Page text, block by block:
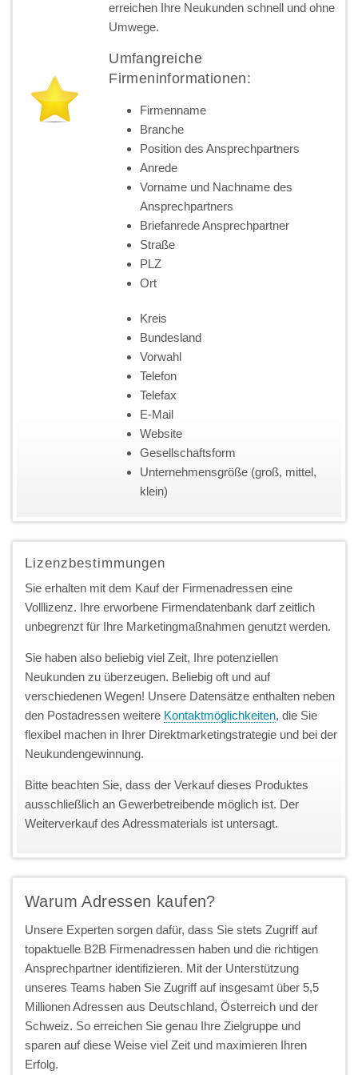
erreichen Ihre Neukunden schnell und ohne
Umwege.
Umfangreiche
Firmeninformationen:
Firmenname
Branche
Position des Ansprechpartners
Anrede
Vorname und Nachname des
Ansprechpartners
Briefanrede Ansprechpartner
Straße
PLZ
Ort
Kreis
Bundesland
Vorwahl
Telefon
Telefax
E-Mail
Website
Gesellschaftsform
Unternehmensgröße (groß, mittel,
klein)
Lizenzbestimmungen
Sie erhalten mit dem Kauf der Firmenadressen eine
Volllizenz. Ihre erworbene Firmendatenbank darf zeitlich
unbegrenzt für Ihre Marketingmaßnahmen genutzt werden.
Sie haben also beliebig viel Zeit, Ihre potenziellen
Neukunden zu überzeugen. Beliebig oft und auf
verschiedenen Wegen! Unsere Datensätze enthalten neben
den Postadressen weitere Kontaktmöglichkeiten, die Sie
flexibel machen in Ihrer Direktmarketingstrategie und bei der
Neukundengewinnung.
Bitte beachten Sie, dass der Verkauf dieses Produktes
ausschließlich an Gewerbetreibende möglich ist. Der
Weiterverkauf des Adressmaterials ist untersagt.
Warum Adressen kaufen?
Unsere Experten sorgen dafür, dass Sie stets Zugriff auf
topaktuelle B2B Firmenadressen haben und die richtigen
Ansprechpartner identifizieren. Mit der Unterstützung
unseres Teams haben Sie Zugriff auf insgesamt über 5,5
Millionen Adressen aus Deutschland, Österreich und der
Schweiz. So erreichen Sie genau Ihre Zielgruppe und
sparen auf diese Weise viel Zeit und maximieren Ihren
Erfolg.